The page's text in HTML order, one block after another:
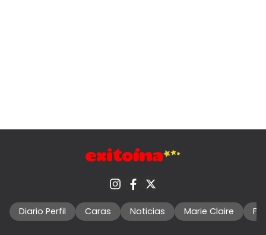
Diario Perfil Caras Noticias Marie Claire